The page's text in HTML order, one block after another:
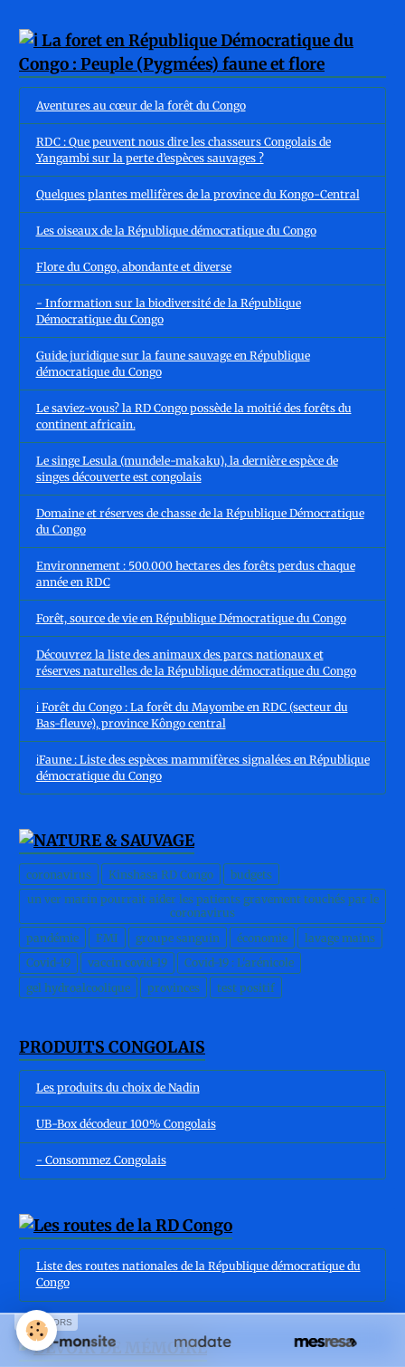
Aventures au cœur de la forêt du Congo
RDC : Que peuvent nous dire les chasseurs Congolais de
Yangambi sur la perte d’espèces sauvages ?
Quelques plantes mellifères de la province du Kongo-Central
Les oiseaux de la République démocratique du Congo
Flore du Congo, abondante et diverse
- Information sur la biodiversité de la République
Démocratique du Congo
Guide juridique sur la faune sauvage en République
démocratique du Congo
Le saviez-vous? la RD Congo possède la moitié des forêts du
continent africain.
Le singe Lesula (mundele-makaku), la dernière espèce de
singes découverte est congolais
Domaine et réserves de chasse de la République Démocratique
du Congo
Environnement : 500.000 hectares des forêts perdus chaque
année en RDC
Forêt, source de vie en République Démocratique du Congo
Découvrez la liste des animaux des parcs nationaux et
réserves naturelles de la République démocratique du Congo
ℹ️ Forêt du Congo : La forêt du Mayombe en RDC (secteur du
Bas-fleuve), province Kôngo central
ℹ️Faune : Liste des espèces mammifères signalées en République
démocratique du Congo
coronavirus Kinshasa RD Congo
budgets
un ver marin pourrait aider les patients gravement touchés par le
coronavirus
pandémie
FMI groupe sanguin économie
lavage mains
Covid-19
vaccin covid-19
Covid-19 : L'arénicole
gel hydroalcoolique
provinces test positif
PRODUITS CONGOLAIS
Les produits du choix de Nadin
UB-Box décodeur 100% Congolais
- Consommez Congolais
Liste des routes nationales de la République démocratique du
Congo
SPONSORS